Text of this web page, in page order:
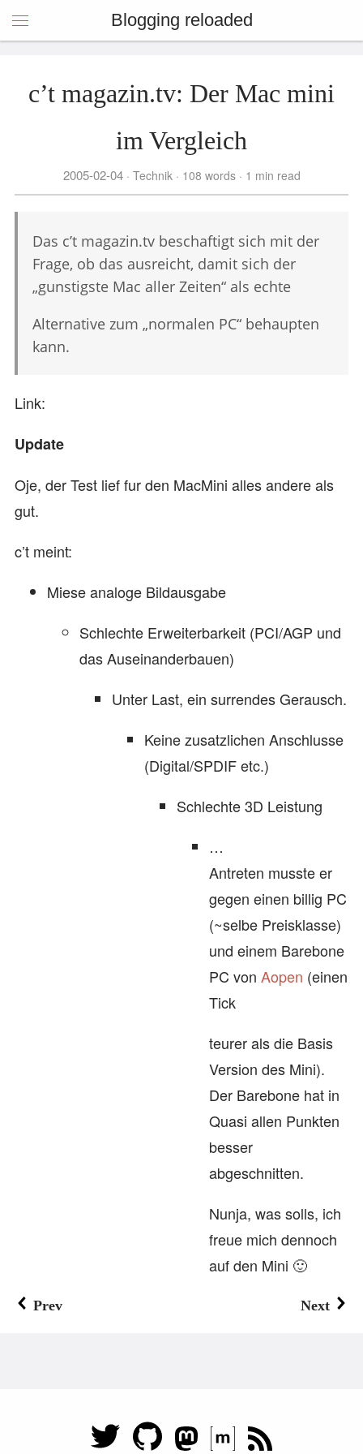
Blogging reloaded
c’t magazin.tv: Der Mac mini
im Vergleich
2005-02-04 Technik 108 words 1 min read
Das c’t magazin.tv beschaftigt sich mit der
Frage, ob das ausreicht, damit sich der
„gunstigste Mac aller Zeiten“ als echte
Alternative zum „normalen PC“ behaupten
kann.
Link:
Update
Oje, der Test lief fur den MacMini alles andere als
gut.
c’t meint:
Miese analoge Bildausgabe
Schlechte Erweiterbarkeit (PCI/AGP und
das Auseinanderbauen)
Unter Last, ein surrendes Gerausch.
Keine zusatzlichen Anschlusse
(Digital/SPDIF etc.)
Schlechte 3D Leistung
…
Antreten musste er
gegen einen billig PC
(~selbe Preisklasse)
und einem Barebone
PC von Aopen (einen
Tick
teurer als die Basis
Version des Mini).
Der Barebone hat in
Quasi allen Punkten
besser
abgeschnitten.
Nunja, was solls, ich
freue mich dennoch
auf den Mini 🙂
Prev Next